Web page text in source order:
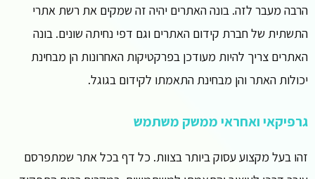
הרבה מעבר לזה. בונה האתרים יהיה זה שמקים את רשת אתרי
התשתית של חברת קידום האתרים וגם דפי נחיתה שונים. בונה
האתרים צריך להיות מעודכן בפרקטיקות האחרונות הן מבחינת
יכולות האתר והן מבחינת התאמתו לקידום בגוגל.
גרפיקאי ואחראי ממשק משתמש
זהו בעל מקצוע עסוק ביותר בצוות. כל דף בכל אתר שמתפרסם